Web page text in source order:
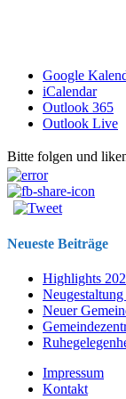
Google
iCalendar
Outlook 365
Outlook Live
Bitte folgen und
Neueste Beiträge
Highlights
Neuer
Impressum
Kontakt